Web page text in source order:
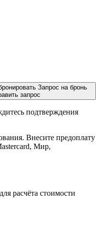
Запрос на бронь
запрос
подтверждения
Внесите предоплату
Мир,
расчёта стоимости